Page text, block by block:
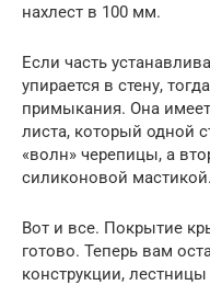
нахлест в 100 мм.
Если часть
упирается в стену,
примыкания. Она
листа, который одной
«волн» черепицы, а
силиконовой мастикой.
Вот и все. Покрытие
готово. Теперь вам
конструкции,